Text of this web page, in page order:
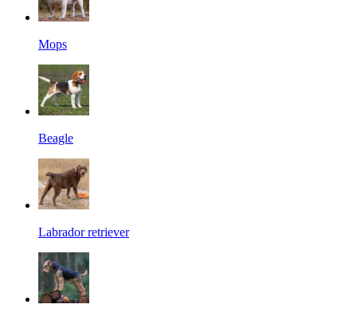
Mops
Beagle
Labrador retriever